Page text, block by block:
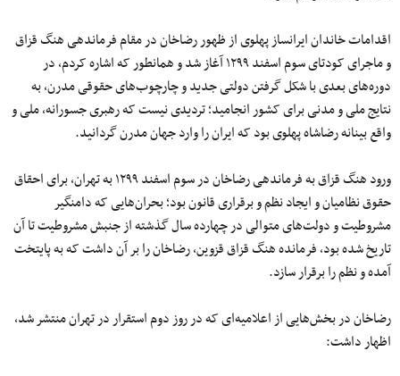
اقدامات خاندان ایرانساز پهلوی از ظهور رضاخان در مقام فرماندهی هنگ قزاق
و ماجرای کودتای سوم اسفند ۱۲۹۹ آغاز شد و همانطور که اشاره کردم، در
دوره‌های بعدی با شکل گرفتن دولتی جدید و چارچوب‌های حقوقی مدرن، به
نتایج ملی و مدنی برای کشور انجامید؛ تردیدی نیست که رهبری جسورانه، ملی و
واقع بینانه رضاشاه پهلوی بود که ایران را وارد جهان مدرن گردانید.
ورود هنگ قزاق به فرماندهی رضاخان در سوم اسفند ۱۲۹۹ به تهران، برای احقاق
حقوق نظامیان و ایجاد نظم و برقراری قانون بود؛ بحران‌هایی که دامنگیر
مشروطیت و دولت‌های متوالی در چهارده سال گذشته از جنبش مشروطیت تا آن
تاریخ شده بود، فرمانده هنگ قزاق قزوین، رضاخان را بر آن داشت که به پایتخت
آمده و نظم را برقرار سازد.
رضاخان در بخش‌هایی از اعلامیه‌ای که در روز دوم استقرار در تهران منتشر شد،
اظهار داشت: